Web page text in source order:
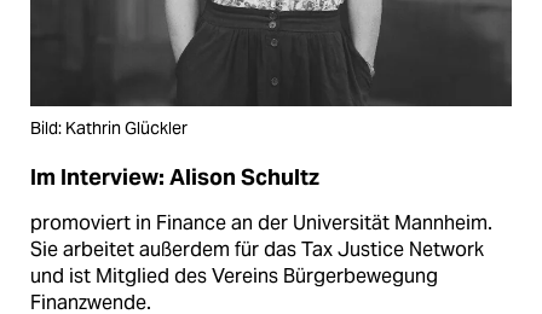
Bild: Kathrin Glückler
Im Interview: Alison Schultz
promoviert in Finance an der Universität Mannheim.
Sie arbeitet außerdem für das Tax Justice Network
und ist Mitglied des Vereins Bürgerbewegung
Finanzwende.